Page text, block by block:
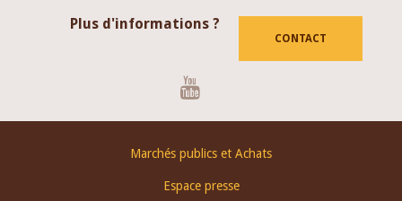
Plus d'informations ?
CONTACT
Marchés publics et Achats
Espace presse